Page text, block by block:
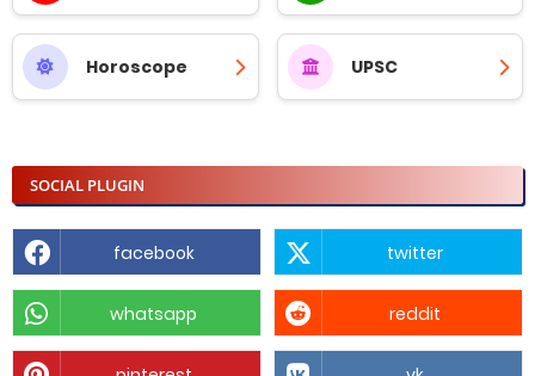
Horoscope UPSC
SOCIAL PLUGIN
facebook twitter
whatsapp reddit